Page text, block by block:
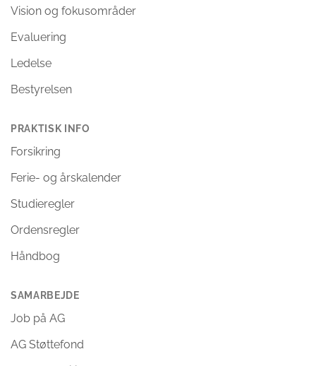
Vision og fokusområder
Evaluering
Ledelse
Bestyrelsen
PRAKTISK INFO
Forsikring
Ferie- og årskalender
Studieregler
Ordensregler
Håndbog
SAMARBEJDE
Job på AG
AG Støttefond